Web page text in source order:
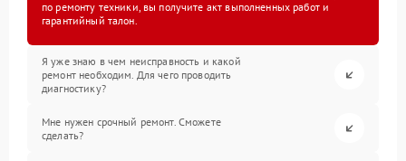
по ремонту техники, вы получите акт выполненных работ и
гарантийный талон.
Я уже знаю в чем неисправность и какой
ремонт необходим. Для чего проводить
диагностику?
Мне нужен срочный ремонт. Сможете
сделать?